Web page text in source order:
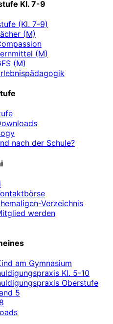
Kl. 7-9
(Kl. 7-9)
(M)
(M)
(M)
nach der Schule?
Verzeichnis
werden
am Gymnasium
Kl. 5-10
Oberstufe
5